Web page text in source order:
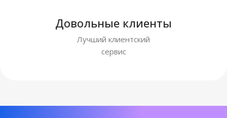
Довольные клиенты
Лучший клиентский
сервис